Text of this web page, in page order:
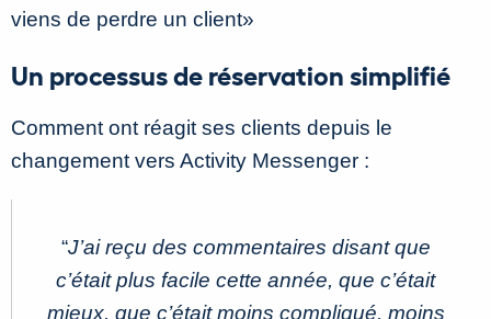
viens de perdre un client»
Un processus de réservation simplifié
Comment ont réagit ses clients depuis le
changement vers Activity Messenger :
“J’ai reçu des commentaires disant que
c’était plus facile cette année, que c’était
mieux, que c’était moins compliqué, moins